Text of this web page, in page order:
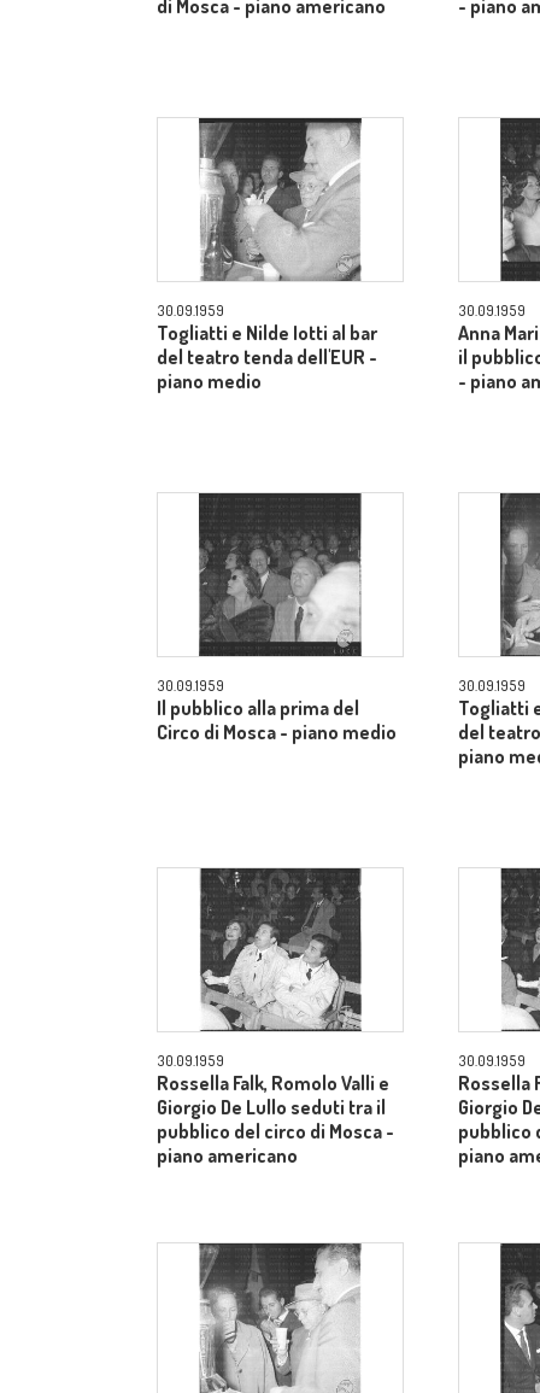
di Mosca - piano americano - piano
30.09.1959
Togliatti e Nilde Iotti al bar
del teatro tenda dell'EUR -
piano medio
30.09.1959
Anna
il
- piano
30.09.1959
Il pubblico alla prima del
Circo di Mosca - piano medio
30.09.1959
Togliatti
del
piano
30.09.1959
Rossella Falk, Romolo Valli e
Giorgio De Lullo seduti tra il
pubblico del circo di Mosca -
piano americano
30.09.1959
Rossella
Giorgio
pubblico
piano